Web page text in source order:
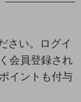
さい。ログイ
会員登録され
イントも付与